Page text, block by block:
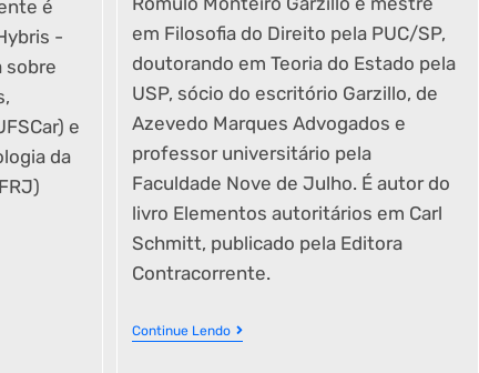
é
-
sobre
e
da
em Filosofia do Direito pela PUC/SP,
doutorando em Teoria do Estado pela
USP, sócio do escritório Garzillo, de
Azevedo Marques Advogados e
professor universitário pela
Faculdade Nove de Julho. É autor do
livro Elementos autoritários em Carl
Schmitt, publicado pela Editora
Contracorrente.
Continue Lendo